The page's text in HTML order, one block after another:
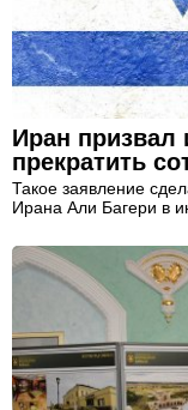
Иран призвал
прекратить
Такое заявление
Ирана Али Багери в